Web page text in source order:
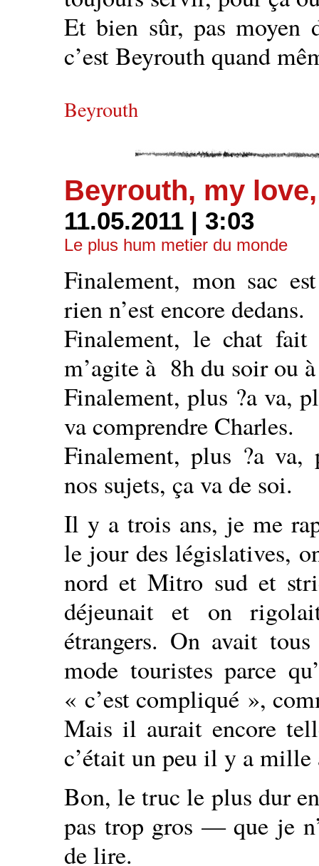
Et bien sûr, pas moyen
c’est Beyrouth quand
Beyrouth
Beyrouth, my
11.05.2011 | 3:03
Le plus hum metier du monde
Finalement, mon sac
rien n’est encore dedans.
Finalement, le chat
m’agite à 8h du soir ou
Finalement, plus ?a va,
va comprendre Charles.
Finalement, plus ?a va,
nos sujets, ça va de soi.
Il y a trois ans, je me
le jour des législatives,
nord et Mitro sud et
déjeunait et on
étrangers. On avait
mode touristes parce
« c’est compliqué »,
Mais il aurait encore
c’était un peu il y a
Bon, le truc le plus dur
pas trop gros — que je
de lire.